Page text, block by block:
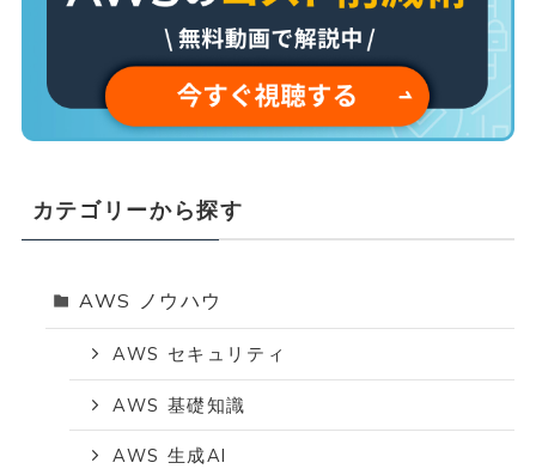
カテゴリーから探す
AWS ノウハウ
AWS セキュリティ
AWS 基礎知識
AWS 生成AI